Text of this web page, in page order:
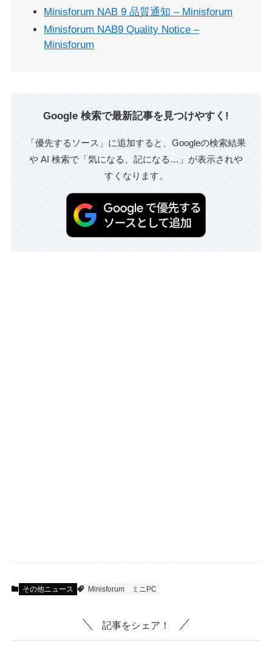
Minisforum NAB 9 品質通知 – Minisforum
Minisforum NAB9 Quality Notice –
Minisforum
Google 検索で最新記事を見つけやすく!
「優先するソース」に追加すると、Googleの検索結果
や AI 検索で「気になる、記になる…」が表示されや
すくなります。
その他ニュース Minisforum ミニPC
記事をシェア！